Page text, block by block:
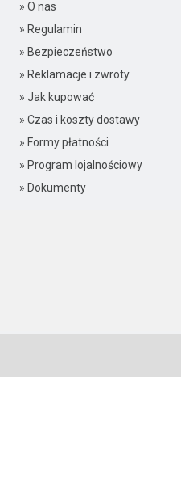
» O nas
» Regulamin
» Bezpieczeństwo
» Reklamacje i zwroty
» Jak kupować
» Czas i koszty dostawy
» Formy płatności
» Program lojalnościowy
» Dokumenty